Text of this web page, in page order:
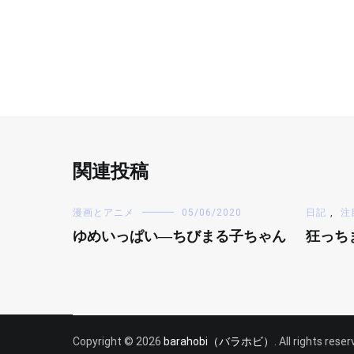
関連投稿
漫画とアニメ 05/06/2020
ゆめいっぱい―ちびまる子ちゃん
日記 注
狂っち
Copyright © 2026 barahobi（バラホビ） . All rights